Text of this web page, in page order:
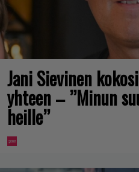
Jani Sievinen
yhteen – ”Minun
heille”